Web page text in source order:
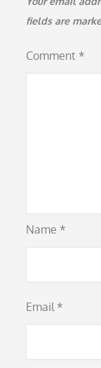
fields are
Comment *
Name *
Email *